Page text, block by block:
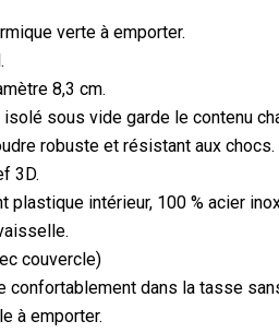
verte à emporter.
8,3 cm.
isolé sous vide garde le contenu
robuste et résistant aux chocs.
3D.
plastique intérieur, 100 % acier
couvercle)
confortablement dans la tasse
à emporter.